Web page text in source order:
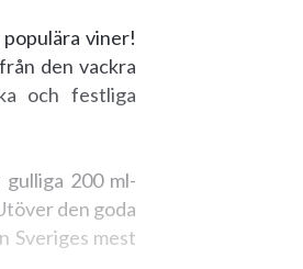
viner!
den vackra
och festliga
200 ml-
den goda
Sveriges mest